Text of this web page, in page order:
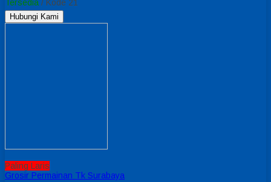
Tersedia / Kode 21
Hubungi Kami
Paling Laris
Grosir Permainan Tk Surabaya